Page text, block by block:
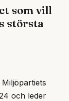
som vill
största
och leder